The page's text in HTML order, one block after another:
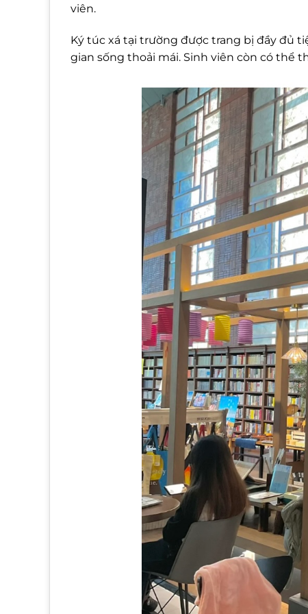
viên.
Ký túc xá tại trường được trang bị đầy đủ
gian sống thoải mái. Sinh viên còn có thể